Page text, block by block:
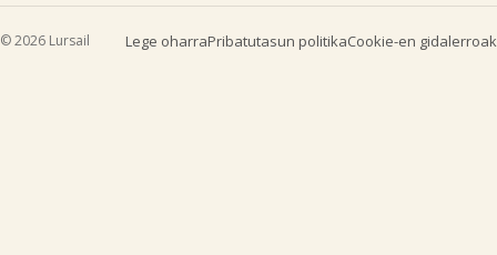
© 2026 Lursail Lege oharraPribatutasun politikaCookie-en gidalerroak